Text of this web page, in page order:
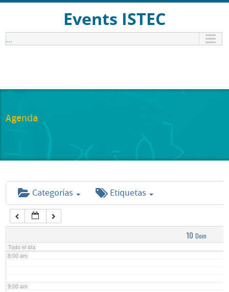
Events ISTEC
...
Agenda
Categorías Etiquetas
10 Dom
Todo el día
1:00 am
6:00 am
7:00 am
8:00 am
9:00 am